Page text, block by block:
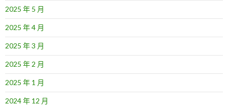
2025 年 5 月
2025 年 4 月
2025 年 3 月
2025 年 2 月
2025 年 1 月
2024 年 12 月